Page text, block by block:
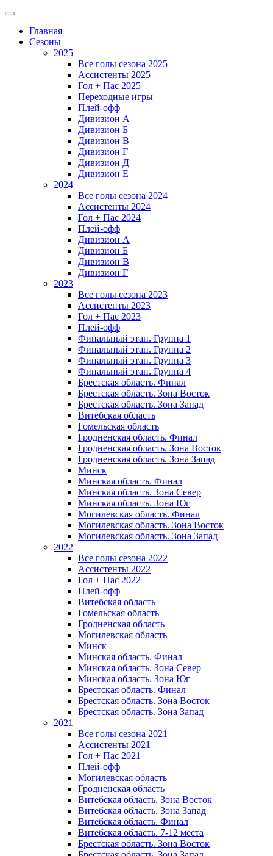
Главная
Сезоны
2025
Все голы сезона 2025
Ассистенты 2025
Гол + Пас 2025
Переходные игры
Плей-офф
Дивизион A
Дивизион Б
Дивизион В
Дивизион Г
Дивизион Д
Дивизион Е
2024
Все голы сезона 2024
Ассистенты 2024
Гол + Пас 2024
Плей-офф
Дивизион A
Дивизион Б
Дивизион В
Дивизион Г
2023
Все голы сезона 2023
Ассистенты 2023
Гол + Пас 2023
Плей-офф
Финальный этап. Группа 1
Финальный этап. Группа 2
Финальный этап. Группа 3
Финальный этап. Группа 4
Брестская область. Финал
Брестская область. Зона Восток
Брестская область. Зона Запад
Витебская область
Гомельская область
Гродненская область. Финал
Гродненская область. Зона Восток
Гродненская область. Зона Запад
Минск
Минская область. Финал
Минская область. Зона Север
Минская область. Зона Юг
Могилевская область. Финал
Могилевская область. Зона Восток
Могилевская область. Зона Запад
2022
Все голы сезона 2022
Ассистенты 2022
Гол + Пас 2022
Плей-офф
Витебская область
Гомельская область
Гродненская область
Могилевская область
Минск
Mинская область. Финал
Минская область. Зона Север
Минская область. Зона Юг
Брестская область. Финал
Брестская область. Зона Восток
Брестская область. Зона Запад
2021
Все голы сезона 2021
Ассистенты 2021
Гол + Пас 2021
Плей-офф
Могилевская область
Гродненская область
Витебская область. Зона Восток
Витебская область. Зона Запад
Витебская область. Финал
Витебская область. 7-12 места
Брестская область. Зона Восток